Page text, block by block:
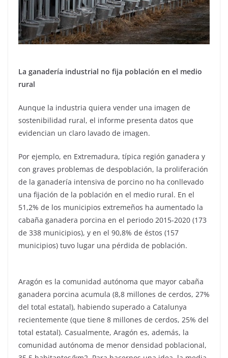
La ganadería industrial no fija población en el medio
rural
Aunque la industria quiera vender una imagen de
sostenibilidad rural, el informe presenta datos que
evidencian un claro lavado de imagen.
Por ejemplo, en Extremadura, típica región ganadera y
con graves problemas de despoblación, la proliferación
de la ganadería intensiva de porcino no ha conllevado
una fijación de la población en el medio rural. En el
51,2% de los municipios extremeños ha aumentado la
cabaña ganadera porcina en el periodo 2015-2020 (173
de 338 municipios), y en el 90,8% de éstos (157
municipios) tuvo lugar una pérdida de población.
Aragón es la comunidad autónoma que mayor cabaña
ganadera porcina acumula (8,8 millones de cerdos, 27%
del total estatal), habiendo superado a Catalunya
recientemente (que tiene 8 millones de cerdos, 25% del
total estatal). Casualmente, Aragón es, además, la
comunidad autónoma de menor densidad poblacional,